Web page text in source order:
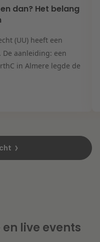
dan? Het belang
(UU) heeft een
aanleiding: een
in Almere legde de
live events